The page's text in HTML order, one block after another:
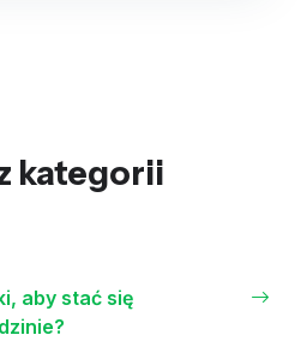
kategorii
aby stać się